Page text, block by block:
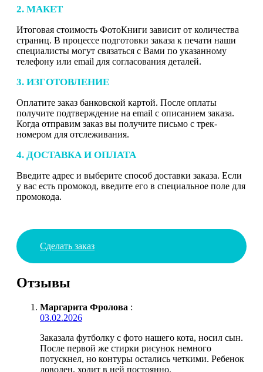
2. МАКЕТ
Итоговая стоимость ФотоКниги зависит от количества
страниц. В процессе подготовки заказа к печати наши
специалисты могут связаться с Вами по указанному
телефону или email для согласования деталей.
3. ИЗГОТОВЛЕНИЕ
Оплатите заказ банковской картой. После оплаты
получите подтверждение на email с описанием заказа.
Когда отправим заказ вы получите письмо с трек-
номером для отслеживания.
4. ДОСТАВКА И ОПЛАТА
Введите адрес и выберите способ доставки заказа. Если
у вас есть промокод, введите его в специальное поле для
промокода.
Сделать заказ
Отзывы
Маргарита Фролова :
03.02.2026
Заказала футболку с фото нашего кота, носил сын.
После первой же стирки рисунок немного
потускнел, но контуры остались четкими. Ребенок
доволен, ходит в ней постоянно.